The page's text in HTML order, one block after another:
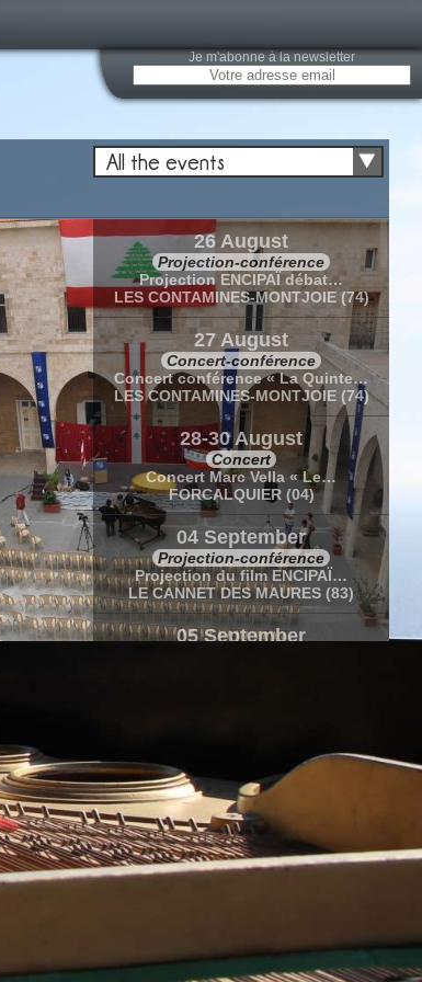
All the events
26 August
Projection-conférence
Projection ENCIPAÏ débat…
LES CONTAMINES-MONTJOIE (74)
27 August
Concert-conférence
Concert conférence « La Quinte…
LES CONTAMINES-MONTJOIE (74)
28-30 August
Concert
Concert Marc Vella « Le…
FORCALQUIER (04)
04 September
Projection-conférence
Projection du film ENCIPAÏ…
LE CANNET DES MAURES (83)
05 September
Rendre belles les fausses notes de…
LE CANNET DES MAURES (83)
12 September
Concert lectures et photographies
Soif de vie « Théâtre et impros…
Caravane Amoureuse
Caravane amoureuse en Polynésie…
Je m'abonne à la newsletter